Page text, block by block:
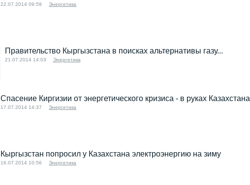
22.07.2014 09:59 Энергетика
Правительство Кыргызстана в поисках альтернативы газу...
21.07.2014 14:03 Энергетика
Спасение Киргизии от энергетического кризиса - в руках Казахстана
17.07.2014 14:37 Энергетика
Кыргызстан попросил у Казахстана электроэнергию на зиму
16.07.2014 10:56 Энергетика